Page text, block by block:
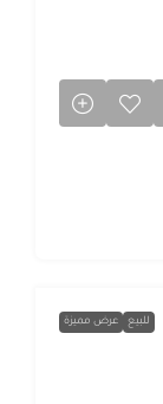
للبيع عرض مميزة